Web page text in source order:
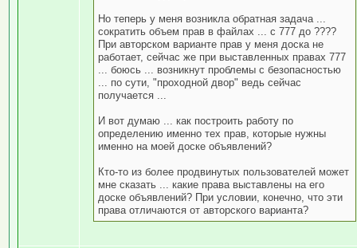
Но теперь у меня возникла обратная задача ...
сократить объем прав в файлах ... с 777 до ????
При авторском варианте прав у меня доска не
работает, сейчас же при выставленных правах 777
... боюсь ... возникнут проблемы с безопасностью
... по сути, "проходной двор" ведь сейчас
получается ...
И вот думаю ... как построить работу по
определению именно тех прав, которые нужны
именно на моей доске объявлений?
Кто-то из более продвинутых пользователей может
мне сказать ... какие права выставлены на его
доске объявлений? При условии, конечно, что эти
права отличаются от авторского варианта?